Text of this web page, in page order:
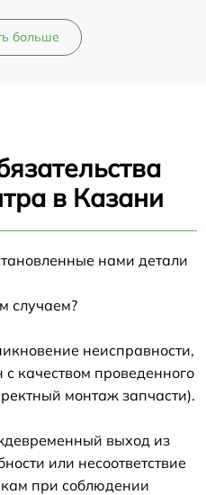
больше
в Казани
нами детали
случаем?
неисправности,
качеством проведенного
монтаж запчасти).
выход из
или несоответствие
при соблюдении